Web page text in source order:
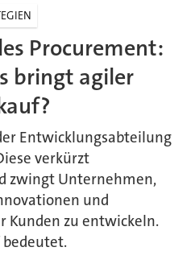
Procurement:
bringt agiler
Entwicklungsabteilung
verkürzt
zwingt Unternehmen,
und
Kunden zu entwickeln.
bedeutet.